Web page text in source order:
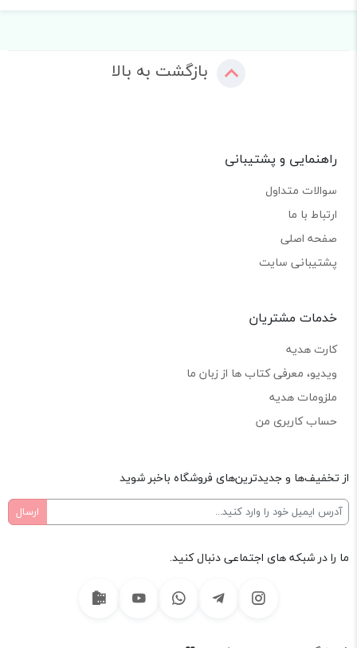
بازگشت به بالا
راهنمایی و پشتیبانی
سوالات متداول
ارتباط با ما
صفحه اصلی
پشتیبانی سایت
خدمات مشتریان
کارت هدیه
ویدیو، معرفی کتاب ها از زبان ما
ملزومات هدیه
حساب کاربری من
از تخفیف‌ها و جدیدترین‌های فروشگاه باخبر شوید
ما را در شبکه های اجتماعی دنبال کنید.